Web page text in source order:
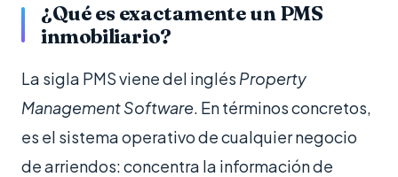
¿Qué es exactamente un PMS
inmobiliario?
La sigla PMS viene del inglés Property
Management Software. En términos concretos,
es el sistema operativo de cualquier negocio
de arriendos: concentra la información de